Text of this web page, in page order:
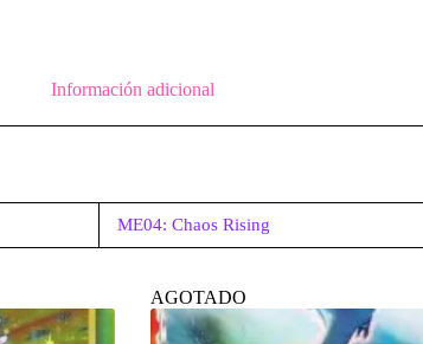
Información adicional
ME04: Chaos Rising
AGOTADO